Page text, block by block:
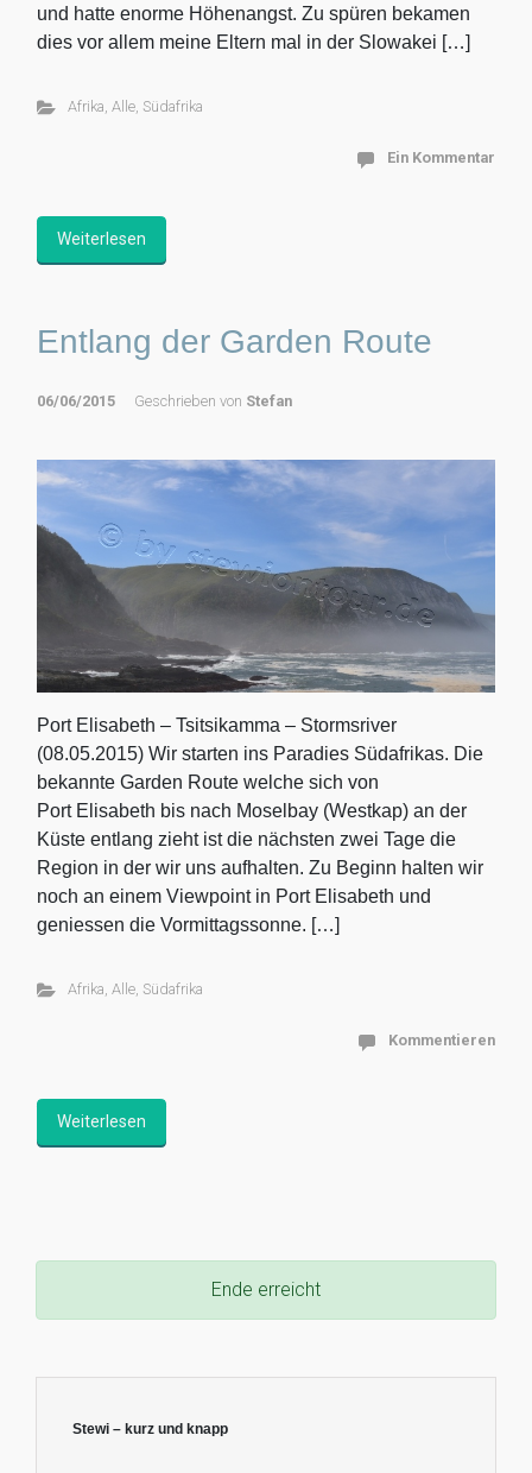
und hatte enorme Höhenangst. Zu spüren bekamen
dies vor allem meine Eltern mal in der Slowakei […]
Afrika Alle, Südafrika
Ein Kommentar
Weiterlesen
Entlang der Garden Route
06/06/2015 Geschrieben von Stefan
Port Elisabeth – Tsitsikamma – Stormsriver
(08.05.2015) Wir starten ins Paradies Südafrikas. Die
bekannte Garden Route welche sich von
Port Elisabeth bis nach Moselbay (Westkap) an der
Küste entlang zieht ist die nächsten zwei Tage die
Region in der wir uns aufhalten. Zu Beginn halten wir
noch an einem Viewpoint in Port Elisabeth und
geniessen die Vormittagssonne. […]
Afrika Alle, Südafrika
Kommentieren
Weiterlesen
Ende erreicht
Stewi – kurz und knapp